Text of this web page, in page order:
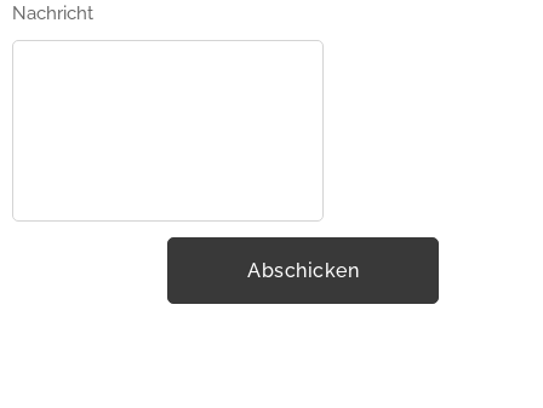
Nachricht
Abschicken